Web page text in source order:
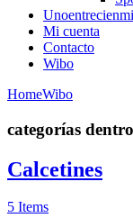
Mi cuenta
Contacto
Wibo
HomeWibo
categorías
Calcetines
5 Items